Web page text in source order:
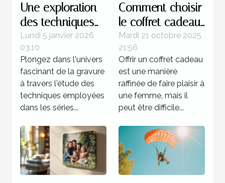
Une exploration
des techniques
de gravure
utilisées dans les
séries célèbres de
Picasso
Lundi 5 janvier 2026
03:10
Plongez dans l'univers
fascinant de la gravure
à travers l'étude des
techniques employées
dans les séries...
Comment choisir
le coffret cadeau
idéal pour
chaque type de
femme ?
Mardi 21 octobre 2025
21:56
Offrir un coffret cadeau
est une manière
raffinée de faire plaisir à
une femme, mais il
peut être difficile...